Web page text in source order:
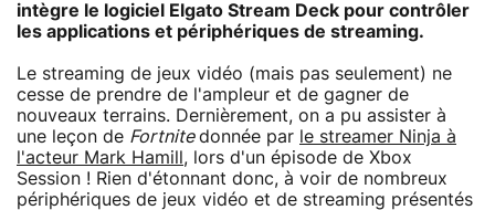
intègre le logiciel Elgato Stream Deck pour contrôler
les applications et périphériques de streaming.
Le streaming de jeux vidéo (mais pas seulement) ne
cesse de prendre de l'ampleur et de gagner de
nouveaux terrains. Dernièrement, on a pu assister à
une leçon de Fortnitedonnée par le streamer Ninja à
l'acteur Mark Hamill , lors d'un épisode de Xbox
Session ! Rien d'étonnant donc, à voir de nombreux
périphériques de jeux vidéo et de streaming présentés